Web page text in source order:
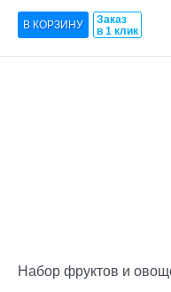
Заказ
в 1 клик
Набор фруктов и